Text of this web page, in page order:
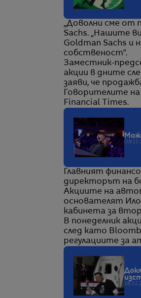
„Доволни сме от
Sachs. „Нашите
Goldman Sachs
собственост“.
Заместник-
акции в дните
заяви, че
Говорителите
Financial Times.
Главният
директорът на
Акциите на
основателят
кабинета за
В понеделник
след като
регулациите за